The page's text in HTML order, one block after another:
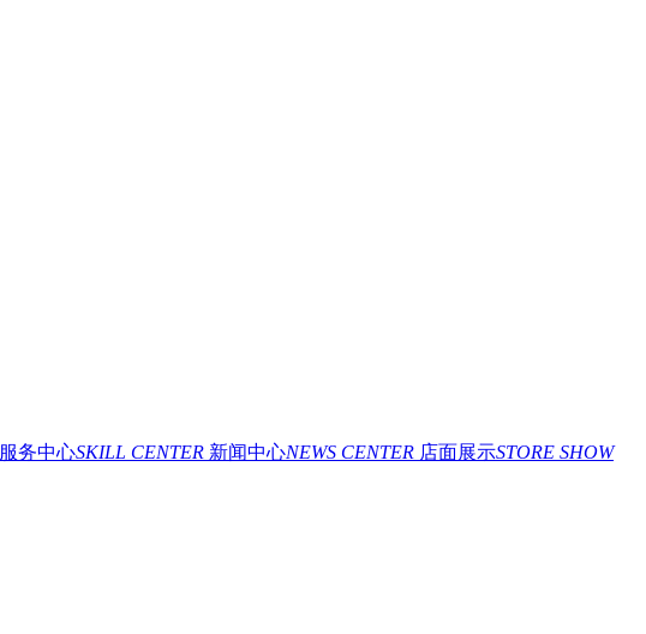
服务中心SKILL CENTER 新闻中心NEWS CENTER 店面展示STORE SHOW